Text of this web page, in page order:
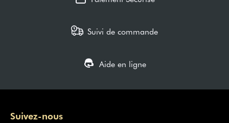
Suivi de commande
Aide en ligne
Suivez-nous